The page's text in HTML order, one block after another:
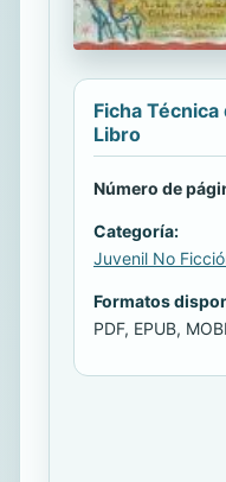
Ficha Técnica
Libro
Número de
Categoría:
Juvenil No
Formatos
PDF, EPUB, MOBI